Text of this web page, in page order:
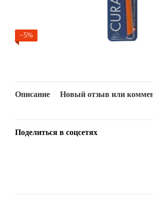
−5%
Описание Новый отзыв или
Поделиться в соцсетях